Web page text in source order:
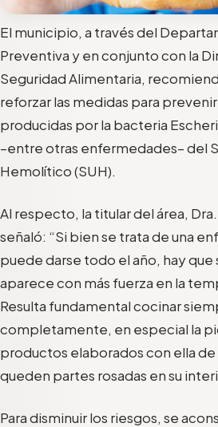
El municipio, a través del
Preventiva y en conjunto con la
Seguridad Alimentaria,
reforzar las medidas para
producidas por la bacteria
–entre otras enfermedades– del
Hemolítico (SUH).
Al respecto, la titular del área,
señaló: “Si bien se trata de una
puede darse todo el año, hay que
aparece con más fuerza en la
Resulta fundamental cocinar
completamente, en especial la
productos elaborados con ella de
queden partes rosadas en su
Para disminuir los riesgos, se